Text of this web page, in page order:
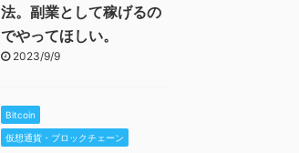
法。副業として稼げるの
でやってほしい。
2023/9/9
Bitcoin
仮想通貨・ブロックチェーン